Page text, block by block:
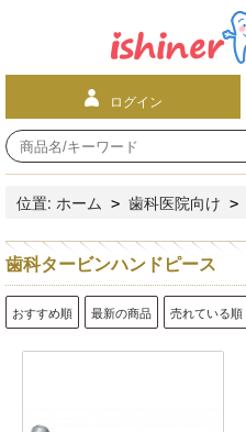
ログイン
位置: ホーム > 歯科医院向け >
歯科タービンハンドピース
おすすめ順 最新の商品 売れている順